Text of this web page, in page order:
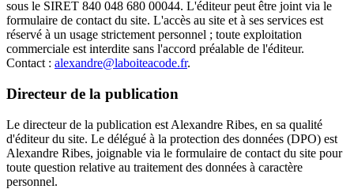
sous le SIRET 840 048 680 00044. L'éditeur peut être joint via le
formulaire de contact du site. L'accès au site et à ses services est
réservé à un usage strictement personnel ; toute exploitation
commerciale est interdite sans l'accord préalable de l'éditeur.
Contact : alexandre@laboiteacode.fr.
Directeur de la publication
Le directeur de la publication est Alexandre Ribes, en sa qualité
d'éditeur du site. Le délégué à la protection des données (DPO) est
Alexandre Ribes, joignable via le formulaire de contact du site pour
toute question relative au traitement des données à caractère
personnel.